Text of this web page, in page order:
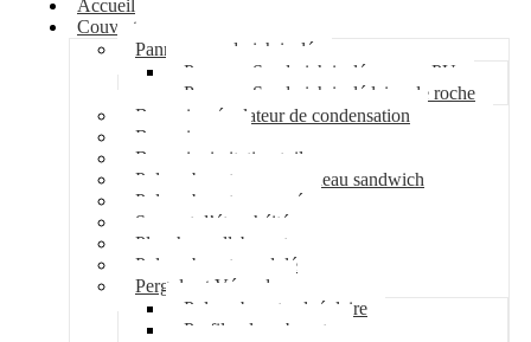
Accueil
Couverture
Panneau sandwich isolé
Panneau Sandwich isolé mousse PU
Panneau Sandwich isolé laine de roche
Bac acier régulateur de condensation
Bac acier sec
Bac acier imitation tuile
Polycarbonate pour panneau sandwich
Polycarbonate nervuré
Support d’étanchéité
Plancher collaborant
Polycarbonate ondulé
Pergola et Véranda
Polycarbonate alvéolaire
Profil polycarbonate